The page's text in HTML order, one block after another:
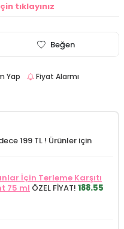
tıklayınız
Beğen
Yap Fiyat Alarmı
199 TL ! Ürünler için
İçin Terleme Karşıtı
75 ml ÖZEL FİYAT! 188.55